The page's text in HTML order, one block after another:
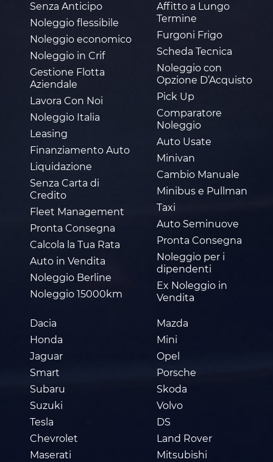
Senza Anticipo
Noleggio flessibile
Noleggio economico
Noleggio in Crif
Gestione Flotta
Aziendale
Lavora Con Noi
Noleggio Italia
Leasing
Finanziamento Auto
Liquidazione
Senza Carta di
Credito
Fleet Management
Pronta Consegna
Calcola la Tua Rata
Auto in Vendita
Noleggio Berline
Noleggio 15000km
Dacia
Honda
Jaguar
Smart
Subaru
Suzuki
Tesla
Chevrolet
Maserati
Mazda
Mini
Opel
Porsche
Skoda
Volvo
DS
Land Rover
Mitsubishi
Affitto a Lungo
Termine
Furgoni Frigo
Scheda Tecnica
Noleggio con
Opzione D’Acquisto
Pick Up
Comparatore
Noleggio
Auto Usate
Minivan
Cambio Manuale
Minibus e Pullman
Taxi
Auto Seminuove
Pronta Consegna
Noleggio per i
dipendenti
Ex Noleggio in
Vendita